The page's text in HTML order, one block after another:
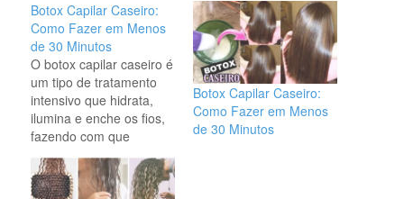
Botox Capilar Caseiro:
Como Fazer em Menos
de 30 Minutos
O botox capilar caseiro é
um tipo de tratamento
intensivo que hidrata,
ilumina e enche os fios,
fazendo com que
pareçam melhores, sem
frizz e sem pontas
duplas. Embora seja
Botox Capilar Caseiro:
Como Fazer em Menos
de 30 Minutos